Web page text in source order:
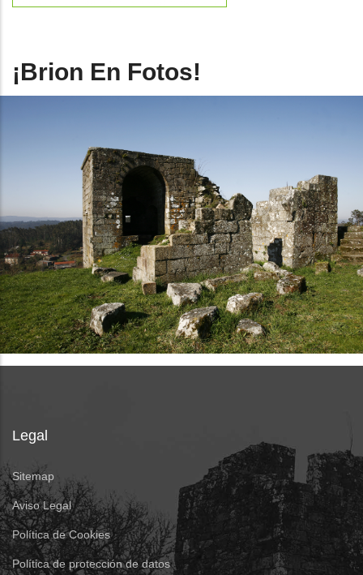
¡Brion En Fotos!
Legal
Sitemap
Aviso Legal
Política de Cookies
Política de protección de datos